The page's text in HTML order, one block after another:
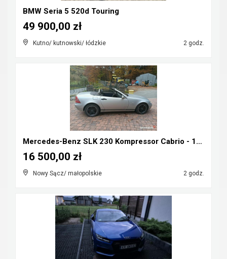
BMW Seria 5 520d Touring
Kutno/ kutnowski/ łódzkie 2 godz.
49 900,00 zł
Mercedes-Benz SLK 230 Kompressor Cabrio - 1998r ka...
Nowy Sącz/ małopolskie 2 godz.
16 500,00 zł